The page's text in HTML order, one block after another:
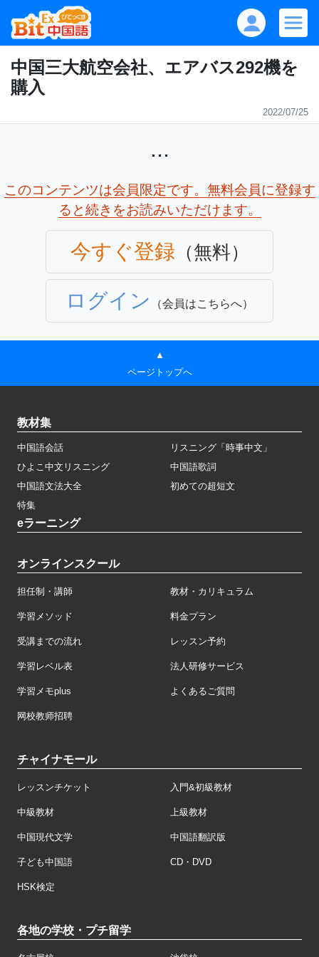
中国三大航空会社、エアバス292機を
購入
2022/07/25
...
このコンテンツは会員限定です。無料会員に登録す
ると続きをお読みいただけます。
今すぐ登録 （無料）
ログイン （会員はこちらへ）
▲
ページトップへ
教材集
中国語会話
リスニング「時事中文」
ひよこ中文リスニング
中国語歌詞
中国語文法大全
初めての超短文
特集
eラーニング
オンラインスクール
担任制・講師 教材・カリキュラム
学習メソッド 料金プラン
受講までの流れ レッスン予約
学習レベル表 法人研修サービス
学習メモplus よくあるご質問
网校教师招聘
チャイナモール
レッスンチケット 入門&初級教材
中級教材 上級教材
中国現代文学 中国語翻訳版
子ども中国語 CD・DVD
HSK検定
各地の学校・プチ留学